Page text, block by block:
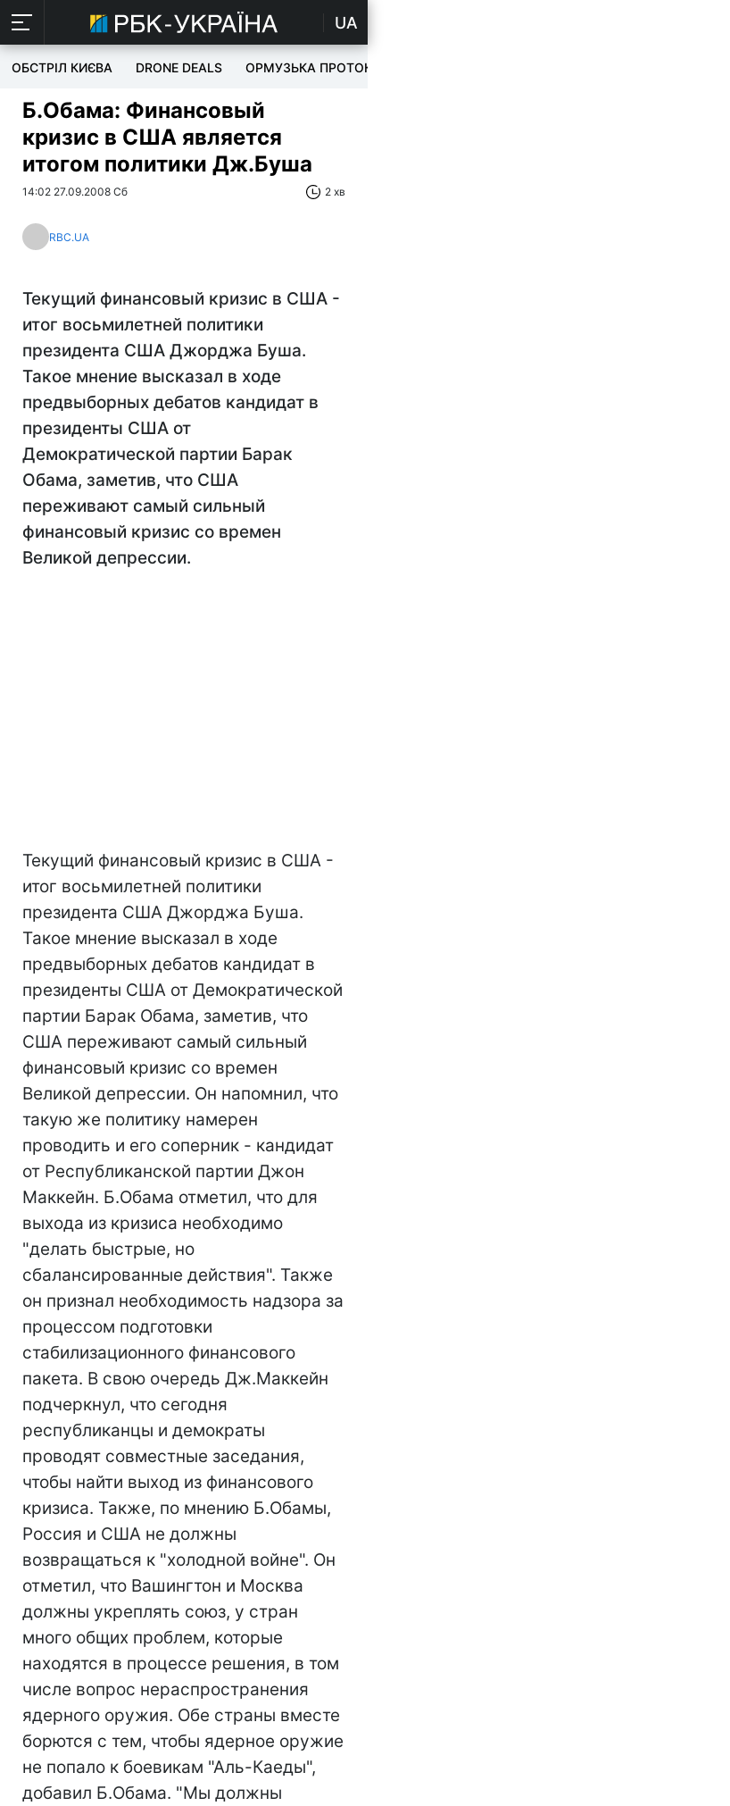
UA
ОБСТРІЛ КИЄВА DRONE DEALS ОРМУЗЬКА ПРОТОКА
Б.Обама: Финансовый
кризис в США является
итогом политики Дж.Буша
14:02 27.09.2008 Сб 2 хв
RBC.UA
Текущий финансовый кризис в США -
итог восьмилетней политики
президента США Джорджа Буша.
Такое мнение высказал в ходе
предвыборных дебатов кандидат в
президенты США от
Демократической партии Барак
Обама, заметив, что США
переживают самый сильный
финансовый кризис со времен
Великой депрессии.
Текущий финансовый кризис в США -
итог восьмилетней политики
президента США Джорджа Буша.
Такое мнение высказал в ходе
предвыборных дебатов кандидат в
президенты США от Демократической
партии Барак Обама, заметив, что
США переживают самый сильный
финансовый кризис со времен
Великой депрессии. Он напомнил, что
такую же политику намерен
проводить и его соперник - кандидат
от Республиканской партии Джон
Маккейн. Б.Обама отметил, что для
выхода из кризиса необходимо
"делать быстрые, но
сбалансированные действия". Также
он признал необходимость надзора за
процессом подготовки
стабилизационного финансового
пакета. В свою очередь Дж.Маккейн
подчеркнул, что сегодня
республиканцы и демократы
проводят совместные заседания,
чтобы найти выход из финансового
кризиса. Также, по мнению Б.Обамы,
Россия и США не должны
возвращаться к "холодной войне". Он
отметил, что Вашингтон и Москва
должны укреплять союз, у стран
много общих проблем, которые
находятся в процессе решения, в том
числе вопрос нераспространения
ядерного оружия. Обе страны вместе
борются с тем, чтобы ядерное оружие
не попало к боевикам "Аль-Каеды",
добавил Б.Обама. "Мы должны